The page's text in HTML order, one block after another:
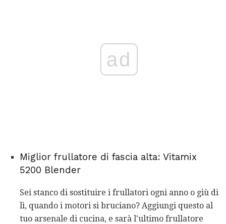
ad
Miglior frullatore di fascia alta: Vitamix
5200 Blender
Sei stanco di sostituire i frullatori ogni anno o giù di
lì, quando i motori si bruciano? Aggiungi questo al
tuo arsenale di cucina, e sarà l'ultimo frullatore